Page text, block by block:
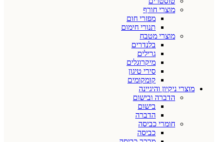
מוצרי חורף
מפזרי חום
תנורי חימום
מוצרי מטבח
בלנדרים
גרילים
מיקרוגלים
סירי טיגון
קומקומים
מוצרי ניקיון והיגיינה
הדברה ובישום
בישום
הדברה
חומרי כביסה
כביסה